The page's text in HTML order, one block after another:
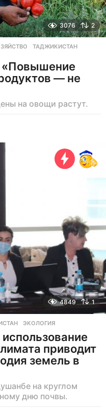
3076 2
,ТАДЖИКИСТАН
«Повышение
— не
на овощи растут.
4849 1
,ЭКОЛОГИЯ
приводит
земель в
на круглом
дню почвы.